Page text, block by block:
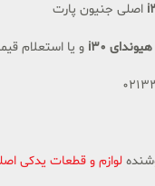
اصلی جنیون پارت
هیوندای i30 و یا استعلام
لوازم و قطعات یدکی